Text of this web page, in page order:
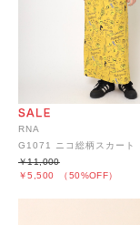
RNA
G1071 ニコ総柄スカート
￥5,500 （50%OFF）
￥11,000